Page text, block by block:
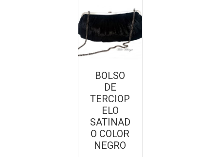
BOLSO
DE
TERCIOP
ELO
SATINAD
O COLOR
NEGRO